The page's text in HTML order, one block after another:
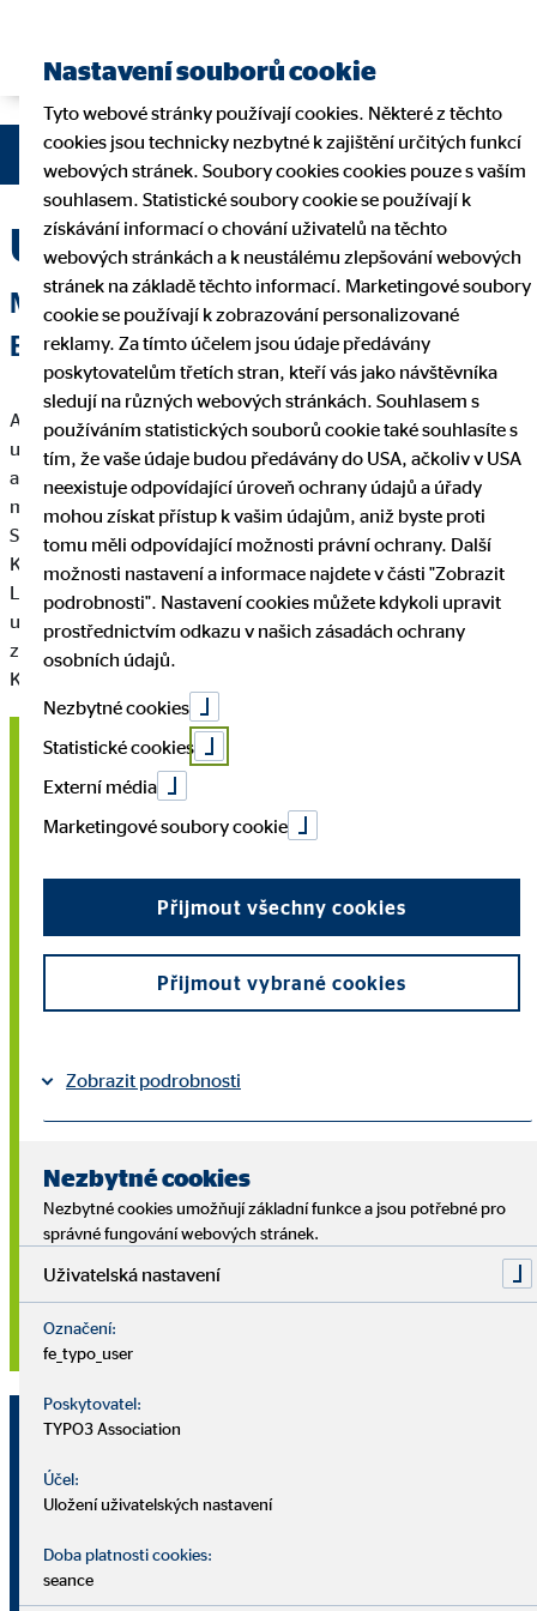
Unsere Finanzlösung
MIT DER RICHTIGEN LÖSUNG ZUM
ERFOLG BEIM KUNDEN
Auf dieser Seite haben Sie die Möglichkeit bestimmte Produkte
und Finanzlösungen herauszustellen. Wenn sie einen Fokus
auf einen Bereich haben, der Ihnen liegt oder den Sie fördern
möchten, bietet sich eine solche Seite an. Sie können auf dieser
Seite einen spreziellen Lösungsansatz darstellen und Ihren
Kunden wichtige Argumente liefern, die Sie überzeugen.
Leiten Sie diese Seite wieder mit einem ansprechenden Text ein
und führen Sie Ihre Kunden durch die Inhalte. Schaffen Sie
zwischen den Textblöcken immerwieder
Kontaktmöglichkeiten.
Finanzlösung / Produkt 1
Stellen Sie in dieser Übersicht Ihr Portfolio dar. Jede der
schwerpunktmäßig hervorheben möchten. Für mehr
Informationen können Sie den Kunden über einen Button auf
eine weiterführende Seite leiten.
Finanzlösung / Produkt 2
Die Reihenfolge, farbliche Gestaltung und die Anzahl der
werden. Nutzen Sie die OVB Bilddatenbank für
Finanzlösung / Produkt 3
Produkt zu einer Jahreszeit besonders relevant ist, und
aktualisieren Sie diesen Bereich fortlaufend.
Leistungen hervor
Überzeugen Sie Ihre Kunden in prägnanten
Stichpunkten von Ihren Leistungen.
Nastavení souborů cookie
Tyto webové stránky používají cookies. Některé z těchto
cookies jsou technicky nezbytné k zajištění určitých funkcí
webových stránek. Soubory cookies cookies pouze s vaším
souhlasem. Statistické soubory cookie se používají k
získávání informací o chování uživatelů na těchto
webových stránkách a k neustálému zlepšování webových
stránek na základě těchto informací. Marketingové soubory
cookie se používají k zobrazování personalizované
reklamy. Za tímto účelem jsou údaje předávány
poskytovatelům třetích stran, kteří vás jako návštěvníka
sledují na různých webových stránkách. Souhlasem s
používáním statistických souborů cookie také souhlasíte s
tím, že vaše údaje budou předávány do USA, ačkoliv v USA
neexistuje odpovídající úroveň ochrany údajů a úřady
mohou získat přístup k vašim údajům, aniž byste proti
tomu měli odpovídající možnosti právní ochrany. Další
možnosti nastavení a informace najdete v části "Zobrazit
podrobnosti". Nastavení cookies můžete kdykoli upravit
prostřednictvím odkazu v našich zásadách ochrany
osobních údajů.
Nezbytné cookies
Statistické cookies
Externí média
Marketingové soubory cookie
Přijmout všechny cookies
Přijmout vybrané cookies
Zobrazit podrobnosti
Nezbytné cookies
Nezbytné cookies umožňují základní funkce a jsou potřebné pro
správné fungování webových stránek.
Uživatelská nastavení
Označení:
fe_typo_user
Poskytovatel:
TYPO3 Association
Účel:
Uložení uživatelských nastavení
Doba platnosti cookies:
seance